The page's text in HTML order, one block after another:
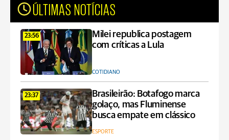
ÚLTIMAS NOTÍCIAS
23:56
Milei republica postagem
com críticas a Lula
COTIDIANO
23:37
Brasileirão: Botafogo marca
golaço, mas Fluminense
busca empate em clássico
ESPORTE